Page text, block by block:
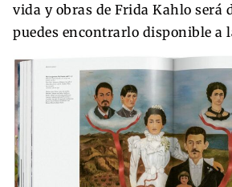
vida y obras de Frida Kahlo será
puedes encontrarlo disponible a